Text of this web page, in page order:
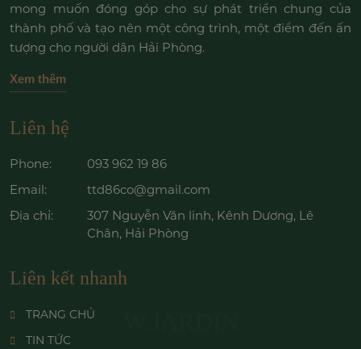
mong muốn đóng góp cho sự phát triển chung của
thành phố và tạo nên một công trình, một điểm đến ấn
tượng cho người dân Hải Phòng.
Xem thêm
Liên hệ
Phone:
093 962 19 86
Email:
ttd86co@gmail.com
Địa chỉ:
307 Nguyễn Văn linh, Kênh Dương, Lê
Chân, Hải Phòng
Liên kết nhanh
TRANG CHỦ
TIN TỨC